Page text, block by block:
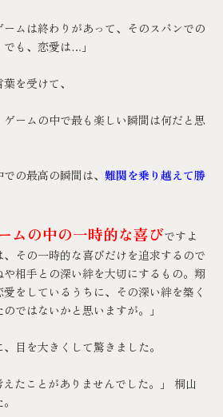
ムは終わりがあって、そのスパンでの
も、恋愛は…」
を受けて、
ームの中で最も楽しい瞬間は何だと思
の最高の瞬間は、 難関を乗り越えて勝
ムの中の一時的な喜びですよ
その一時的な喜びだけを追求するので
相手との深い絆を大切にするもの。翔
をしているうちに、その深い絆を築く
ではないかと思いますが。」
目を大きくして驚きました。
たことがありませんでした。」 桐山